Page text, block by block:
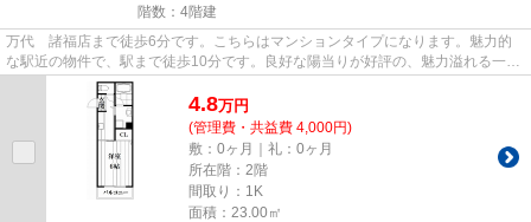
階数：4階建
万代 諸福店まで徒歩6分です。こちらはマンションタイプになります。魅力的
な駅近の物件で、駅まで徒歩10分です。良好な陽当りが好評の、魅力溢れる一押
しの物件となっています。住都...
4.8万円
(管理費・共益費 4,000円)
敷：0ヶ月｜礼：0ヶ月
所在階：2階
間取り：1K
面積：23.00㎡